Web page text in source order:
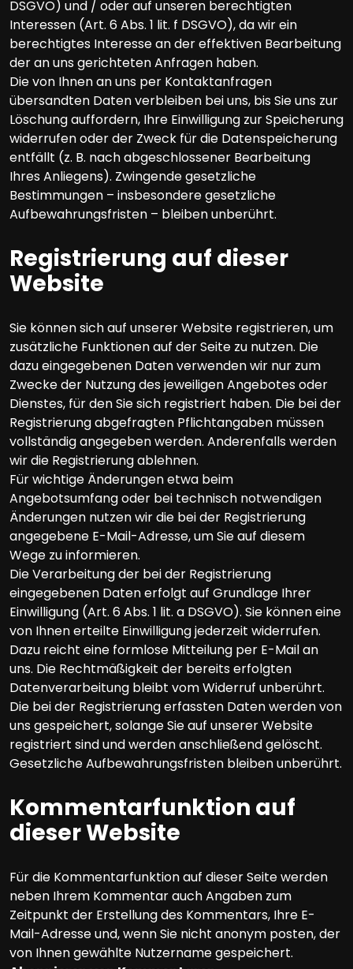
DSGVO) und / oder auf unseren berechtigten
Interessen (Art. 6 Abs. 1 lit. f DSGVO), da wir ein
berechtigtes Interesse an der effektiven Bearbeitung
der an uns gerichteten Anfragen haben.
Die von Ihnen an uns per Kontaktanfragen
übersandten Daten verbleiben bei uns, bis Sie uns zur
Löschung auffordern, Ihre Einwilligung zur Speicherung
widerrufen oder der Zweck für die Datenspeicherung
entfällt (z. B. nach abgeschlossener Bearbeitung
Ihres Anliegens). Zwingende gesetzliche
Bestimmungen – insbesondere gesetzliche
Aufbewahrungsfristen – bleiben unberührt.
Registrierung auf dieser
Website
Sie können sich auf unserer Website registrieren, um
zusätzliche Funktionen auf der Seite zu nutzen. Die
dazu eingegebenen Daten verwenden wir nur zum
Zwecke der Nutzung des jeweiligen Angebotes oder
Dienstes, für den Sie sich registriert haben. Die bei der
Registrierung abgefragten Pflichtangaben müssen
vollständig angegeben werden. Anderenfalls werden
wir die Registrierung ablehnen.
Für wichtige Änderungen etwa beim
Angebotsumfang oder bei technisch notwendigen
Änderungen nutzen wir die bei der Registrierung
angegebene E-Mail-Adresse, um Sie auf diesem
Wege zu informieren.
Die Verarbeitung der bei der Registrierung
eingegebenen Daten erfolgt auf Grundlage Ihrer
Einwilligung (Art. 6 Abs. 1 lit. a DSGVO). Sie können eine
von Ihnen erteilte Einwilligung jederzeit widerrufen.
Dazu reicht eine formlose Mitteilung per E-Mail an
uns. Die Rechtmäßigkeit der bereits erfolgten
Datenverarbeitung bleibt vom Widerruf unberührt.
Die bei der Registrierung erfassten Daten werden von
uns gespeichert, solange Sie auf unserer Website
registriert sind und werden anschließend gelöscht.
Gesetzliche Aufbewahrungsfristen bleiben unberührt.
Kommentarfunktion auf
dieser Website
Für die Kommentarfunktion auf dieser Seite werden
neben Ihrem Kommentar auch Angaben zum
Zeitpunkt der Erstellung des Kommentars, Ihre E-
Mail-Adresse und, wenn Sie nicht anonym posten, der
von Ihnen gewählte Nutzername gespeichert.